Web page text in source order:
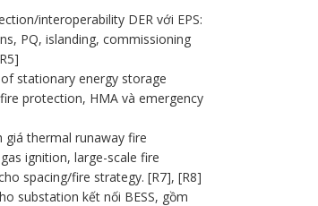
interoperability DER với EPS:
PQ, islanding, commissioning
stationary energy storage
protection, HMA và emergency
thermal runaway fire
ignition, large-scale fire
spacing/fire strategy. [R7], [R8]
substation kết nối BESS, gồm